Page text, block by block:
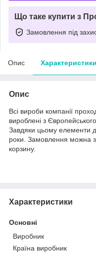
Що таке купити з
Замовлення під
Опис Характеристики
Опис
Всі вироби компанії
вироблені з
Завдяки цьому елементи
роки. Замовлення можна
корзину.
Характеристики
Основні
Виробник
Країна виробник